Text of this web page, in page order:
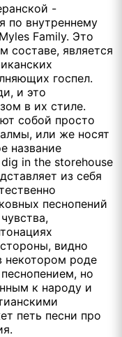
-
по внутреннему
Family. Это
составе, является
госпел.
и это
в их стиле.
собой просто
или же носят
название
in the storehouse
из себя
песнопений
видно
некотором роде
но
к народу и
петь песни про